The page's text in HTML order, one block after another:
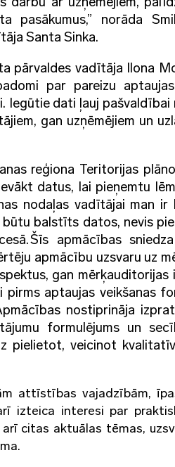
pasākumus,” norāda
Santa Sinka.
pārvaldes vadītāja Ilona
par pareizu
Iegūtie dati ļauj
gan uzņēmējiem un
reģiona Teritorijas
datus, lai pieņemtu
nodaļas vadītājai man
balstīts datos, nevis
Šīs apmācības
apmācību uzsvaru uz
gan mērķauditorijas
aptaujas veikšanas
nostiprināja
formulējums un
pielietot, veicinot
attīstības vajadzībām,
izteica interesi par
citas aktuālas tēmas,